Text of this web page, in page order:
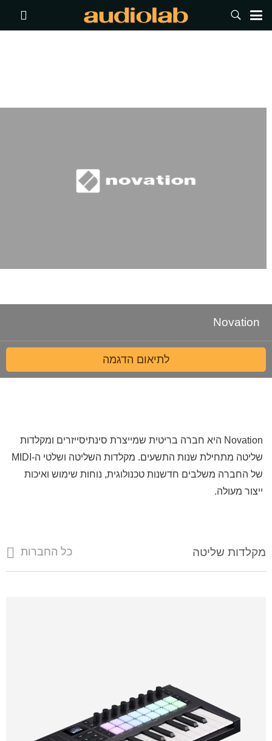
Novation
לתיאום הדגמה
Novation היא חברה בריטית שמייצרת סינתיסייזרים ומקלדות
שליטה מתחילת שנות התשעים. מקלדות השליטה ושלטי ה-MIDI
של החברה משלבים חדשנות טכנולוגית, נוחות שימוש ואיכות
ייצור מעולה.
מקלדות שליטה כל החברות